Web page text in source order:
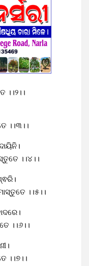
।।୨।।
।।୩।।
।।୪।।
।।୫।।
।।୬।।
।।୭।।